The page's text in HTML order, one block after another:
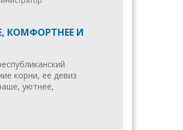
КОМФОРТНЕЕ И
корни, ее девиз
уютнее,